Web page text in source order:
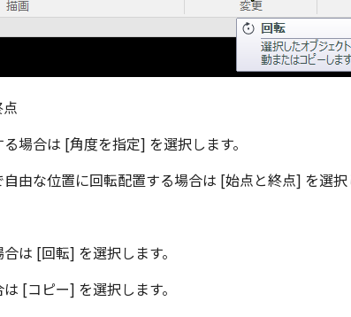
場合は [角度を指定] を選択します。
由な位置に回転配置する場合は [始点と終点] を選択
は [回転] を選択します。
[コピー] を選択します。